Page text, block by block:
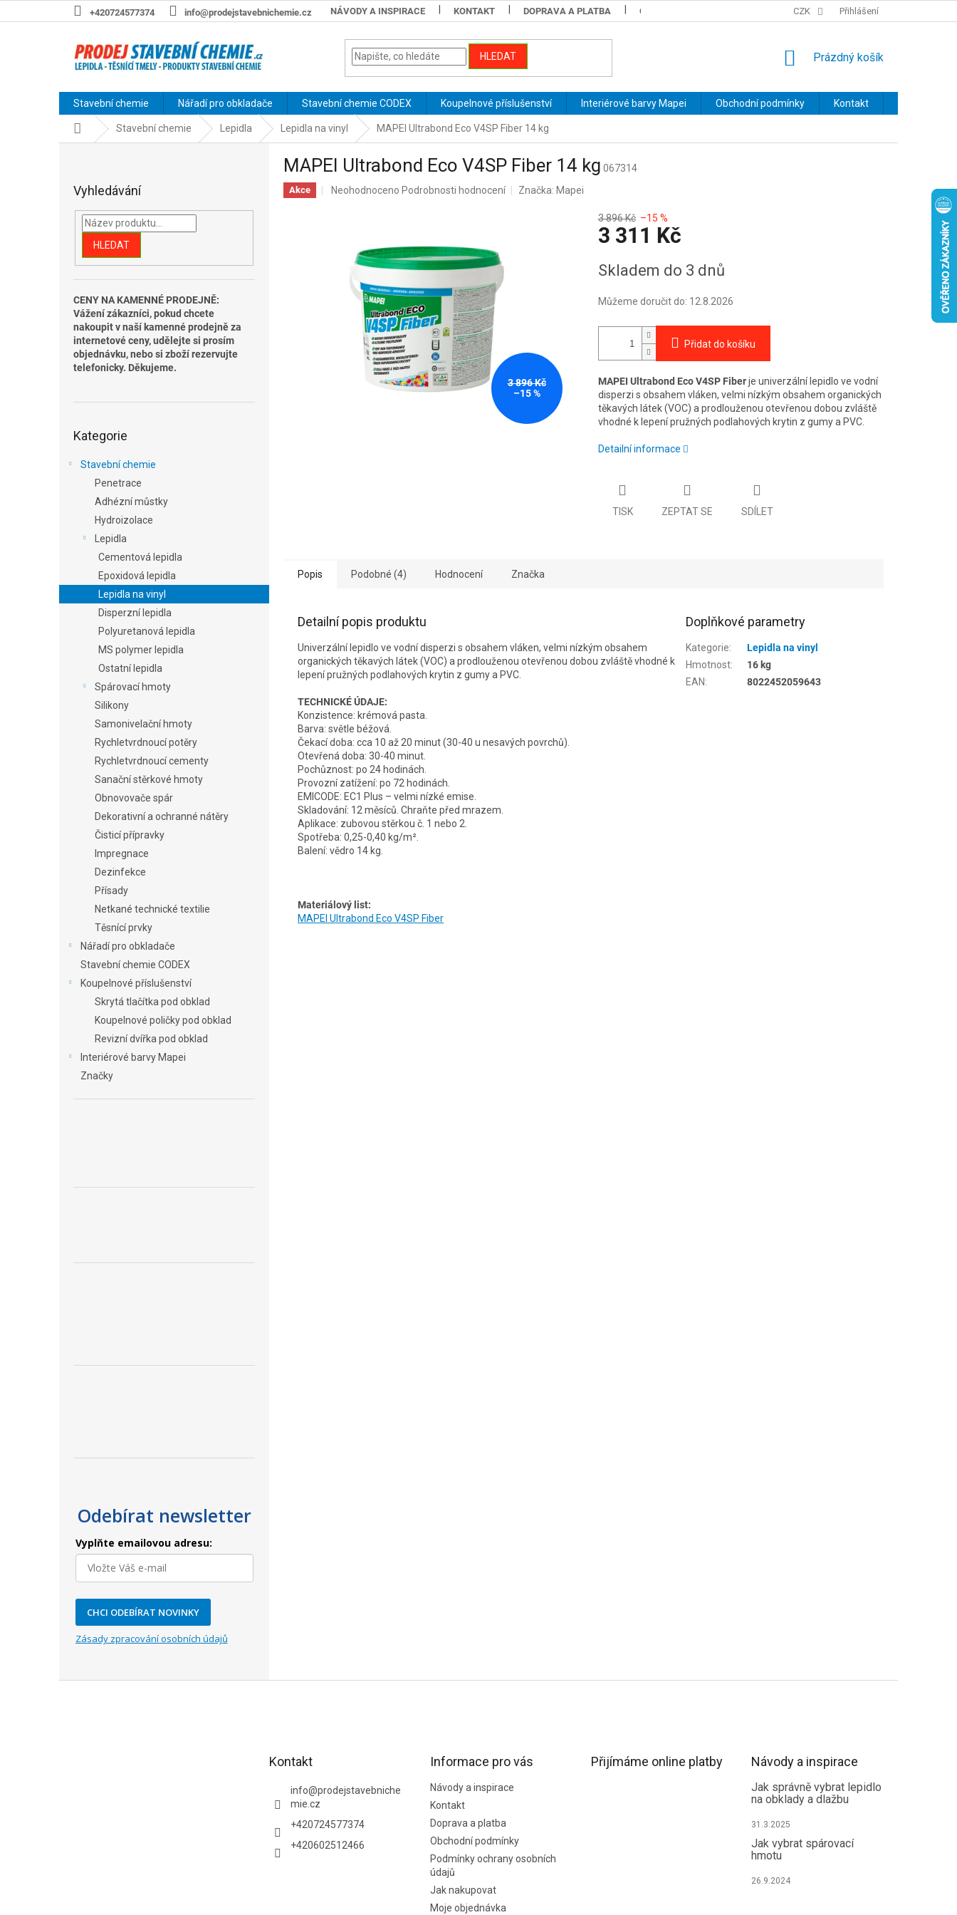
na
+420724577374 info@prodejstavebnichemie.cz NÁVODY A INSPIRACE KONTAKT DOPRAVA A PLATBA OBCHODNÍ PODMÍNKY PODMÍNKY OCHRANY OSOBNÍCH ÚDAJŮ
CZK Přihlášení
HLEDAT
NÁKUPNÍ
Prázdný košík
Stavební chemie Nářadí pro obkladače Stavební chemie CODEX Koupelnové příslušenství Interiérové barvy Mapei Obchodní podmínky Kontakt
Domů Stavební chemie Lepidla Lepidla na vinyl MAPEI Ultrabond Eco V4SP Fiber 14 kg
Vyhledávání
HLEDAT
CENY NA KAMENNÉ PRODEJNĚ:
Vážení zákazníci, pokud chcete
nakoupit v naší kamenné prodejně za
internetové ceny, udělejte si prosím
objednávku, nebo si zboží rezervujte
telefonicky. Děkujeme.
kategorie
Kategorie
Stavební chemie
Penetrace
Adhézní můstky
Hydroizolace
Lepidla
Cementová lepidla
Epoxidová lepidla
Lepidla na vinyl
Disperzní lepidla
Polyuretanová lepidla
MS polymer lepidla
Ostatní lepidla
Spárovací hmoty
Silikony
Samonivelační hmoty
Rychletvrdnoucí potěry
Rychletvrdnoucí cementy
Sanační stěrkové hmoty
Obnovovače spár
Dekorativní a ochranné nátěry
Čisticí přípravky
Impregnace
Dezinfekce
Přísady
Netkané technické textilie
Těsnící prvky
Nářadí pro obkladače
Stavební chemie CODEX
Koupelnové příslušenství
Skrytá tlačítka pod obklad
Koupelnové poličky pod obklad
Revizní dvířka pod obklad
Interiérové barvy Mapei
Značky
Odebírat newsletter
Vyplňte emailovou adresu:
CHCI ODEBÍRAT NOVINKY
Zásady zpracování osobních údajů
MAPEI Ultrabond Eco V4SP Fiber 14 kg 067314
Akce
Průměrné
hvězdiček.
Neohodnoceno Podrobnosti hodnocení Značka: Mapei
3 896 Kč
–15 %
3 896 Kč –15 %
3 311 Kč
cena:
Skladem do 3 dnů
Můžeme doručit do: 12.8.2026
Přidat do košíku
MAPEI Ultrabond Eco V4SP Fiberje univerzální lepidlo ve vodní
disperzi s obsahem vláken, velmi nízkým obsahem organických
těkavých látek (VOC) a prodlouženou otevřenou dobou zvláště
vhodné k lepení pružných podlahových krytin z gumy a PVC.
Detailní informace
TISK ZEPTAT SE SDÍLET
Popis Podobné (4) Hodnocení Značka
Detailní popis produktu
Univerzální lepidlo ve vodní disperzi s obsahem vláken, velmi nízkým obsahem
organických těkavých látek (VOC) a prodlouženou otevřenou dobou zvláště vhodné k
lepení pružných podlahových krytin z gumy a PVC.
TECHNICKÉ ÚDAJE:
Konzistence: krémová pasta.
Barva: světle béžová.
Čekací doba: cca 10 až 20 minut (30-40 u nesavých povrchů).
Otevřená doba: 30-40 minut.
Pochůznost: po 24 hodinách.
Provozní zatížení: po 72 hodinách.
EMICODE: EC1 Plus – velmi nízké emise.
Skladování: 12 měsíců. Chraňte před mrazem.
Aplikace: zubovou stěrkou č. 1 nebo 2.
Spotřeba: 0,25-0,40 kg/m².
Balení: vědro 14 kg.
Materiálový list:
MAPEI Ultrabond Eco V4SP Fiber
Doplňkové parametry
Kategorie:
Lepidla na vinyl
Hmotnost:
16 kg
EAN: 8022452059643
Kontakt
info@prodejstavebniche
mie.cz
+420724577374
+420602512466
Informace pro vás
Návody a inspirace
Kontakt
Doprava a platba
Obchodní podmínky
Podmínky ochrany osobních
údajů
Jak nakupovat
Moje objednávka
Přijímáme online platby Návody a inspirace
Jak správně vybrat lepidlo
na obklady a dlažbu
31.3.2025
Jak vybrat spárovací
hmotu
26.9.2024